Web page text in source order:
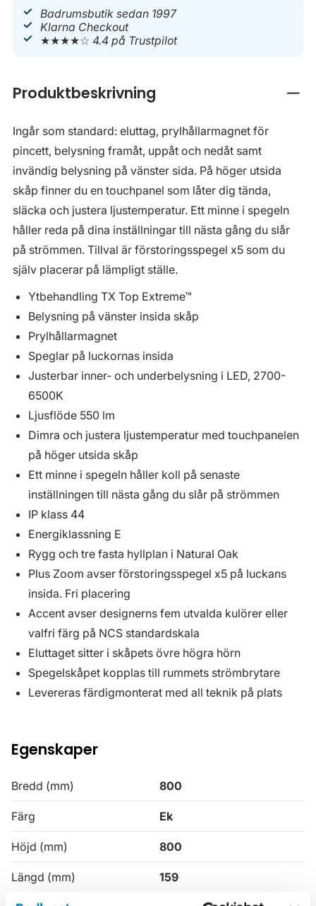
Badrumsbutik sedan 1997
Klarna Checkout
★★★★☆4.4 på Trustpilot
Produktbeskrivning
Ingår som standard: eluttag, prylhållarmagnet för
pincett, belysning framåt, uppåt och nedåt samt
invändig belysning på vänster sida. På höger utsida
skåp finner du en touchpanel som låter dig tända,
släcka och justera ljustemperatur. Ett minne i spegeln
håller reda på dina inställningar till nästa gång du slår
på strömmen. Tillval är förstoringsspegel x5 som du
själv placerar på lämpligt ställe.
Ytbehandling TX Top Extreme™
Belysning på vänster insida skåp
Prylhållarmagnet
Speglar på luckornas insida
Justerbar inner- och underbelysning i LED, 2700-
6500K
Ljusflöde 550 lm
Dimra och justera ljustemperatur med touchpanelen
på höger utsida skåp
Ett minne i spegeln håller koll på senaste
inställningen till nästa gång du slår på strömmen
IP klass 44
Energiklassning E
Rygg och tre fasta hyllplan i Natural Oak
Plus Zoom avser förstoringsspegel x5 på luckans
insida. Fri placering
Accent avser designerns fem utvalda kulörer eller
valfri färg på NCS standardskala
Eluttaget sitter i skåpets övre högra hörn
Spegelskåpet kopplas till rummets strömbrytare
Levereras färdigmonterat med all teknik på plats
Egenskaper
Bredd (mm) 800
Färg Ek
Höjd (mm) 800
Längd (mm) 159